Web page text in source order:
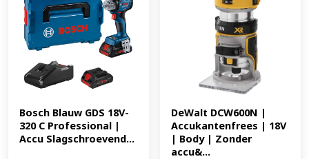
m³/min voor snelle en efficiënte reiniging * L-klasse
gecertificeerd filter voor maximale bescherming *
Automatische filterreiniging voor constante prestaties *
Compact en lichtgewicht ontwerp voor eenvoudig
transport * EAN: 4966376417209 263.11
Bosch Blauw GDS 18V-
320 C Professional |
Accu Slagschroevend...
DeWalt DCW600N |
Accukantenfrees | 18V
| Body | Zonder
accu&...